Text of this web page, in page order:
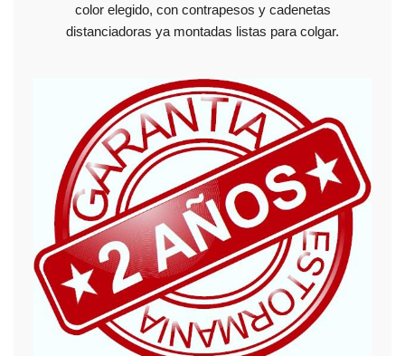
color elegido, con contrapesos y cadenetas
distanciadoras ya montadas listas para colgar.